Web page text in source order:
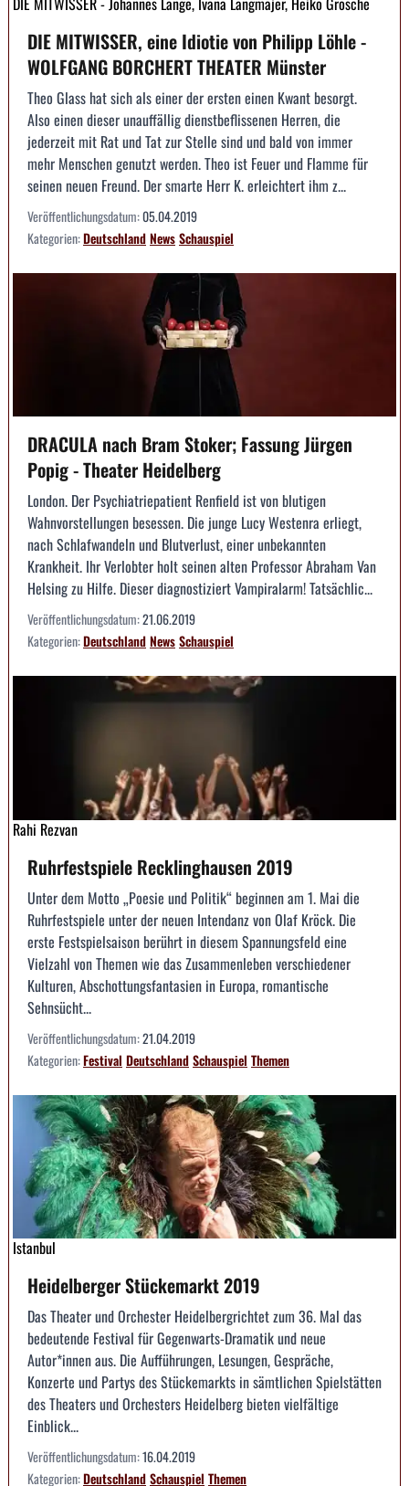
DIE MITWISSER, eine Idiotie von Philipp Löhle -
WOLFGANG BORCHERT THEATER Münster
Theo Glass hat sich als einer der ersten einen Kwant besorgt.
Also einen dieser unauffällig dienstbeflissenen Herren, die
jederzeit mit Rat und Tat zur Stelle sind und bald von immer
mehr Menschen genutzt werden. Theo ist Feuer und Flamme für
seinen neuen Freund. Der smarte Herr K. erleichtert ihm z...
Veröffentlichungsdatum:05.04.2019
Kategorien:DeutschlandNewsSchauspiel
DRACULA nach Bram Stoker; Fassung Jürgen
Popig - Theater Heidelberg
London. Der Psychiatriepatient Renfield ist von blutigen
Wahnvorstellungen besessen. Die junge Lucy Westenra erliegt,
nach Schlafwandeln und Blutverlust, einer unbekannten
Krankheit. Ihr Verlobter holt seinen alten Professor Abraham Van
Helsing zu Hilfe. Dieser diagnostiziert Vampiralarm! Tatsächlic...
Veröffentlichungsdatum:21.06.2019
Kategorien:DeutschlandNewsSchauspiel
Rahi Rezvan
Ruhrfestspiele Recklinghausen 2019
Unter dem Motto „Poesie und Politik“ beginnen am 1. Mai die
Ruhrfestspiele unter der neuen Intendanz von Olaf Kröck. Die
erste Festspielsaison berührt in diesem Spannungsfeld eine
Vielzahl von Themen wie das Zusammenleben verschiedener
Kulturen, Abschottungsfantasien in Europa, romantische
Sehnsücht...
Veröffentlichungsdatum:21.04.2019
Kategorien:Festival DeutschlandSchauspiel Themen
Istanbul
Heidelberger Stückemarkt 2019
Das Theater und Orchester Heidelbergrichtet zum 36. Mal das
bedeutende Festival für Gegenwarts-Dramatik und neue
Autor*innen aus. Die Aufführungen, Lesungen, Gespräche,
Konzerte und Partys des Stückemarkts in sämtlichen Spielstätten
des Theaters und Orchesters Heidelberg bieten vielfältige
Einblick...
Veröffentlichungsdatum:16.04.2019
Kategorien:DeutschlandSchauspiel Themen